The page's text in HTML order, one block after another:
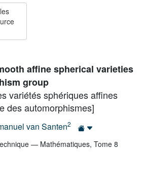
affine spherical varieties
group
variétés sphériques affines
des automorphismes]
van Santen2
— Mathématiques, Tome 8